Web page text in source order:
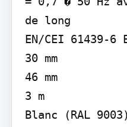
de long
EN/CEI 61439-6
30 mm
46 mm
3 m
Blanc (RAL 9003)